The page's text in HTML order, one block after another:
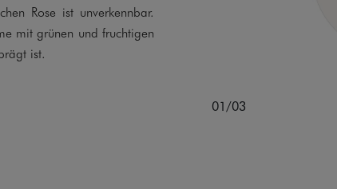
Rose ist unverkennbar.
mit grünen und fruchtigen
ist.
01/03